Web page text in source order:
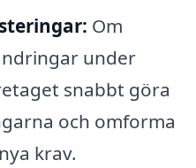
Om
under
snabbt göra
och omforma
krav.